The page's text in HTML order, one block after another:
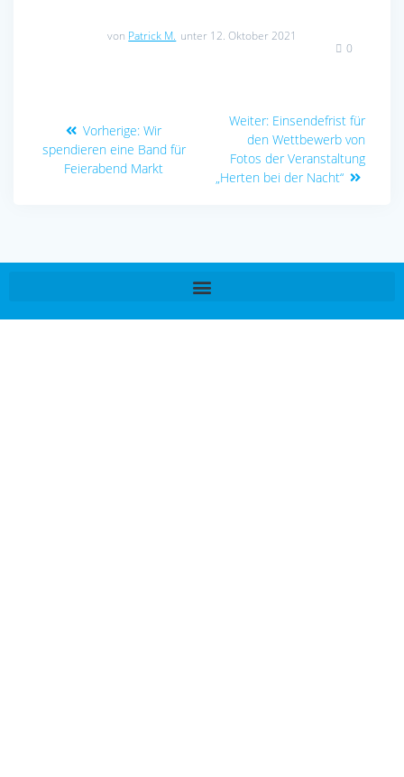
von Patrick M. unter 12. Oktober 2021
0
Vorherige: Wir
spendieren eine Band für
Feierabend Markt
Weiter: Einsendefrist für
den Wettbewerb von
Fotos der Veranstaltung
„Herten bei der Nacht“